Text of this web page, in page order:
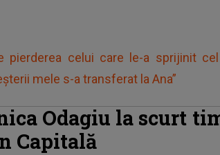
pierderea celui care le-a sprijinit
mele s-a transferat la Ana”
Odagiu la scurt
Capitală